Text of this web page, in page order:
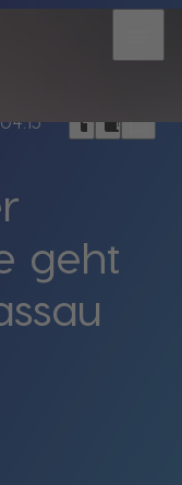
04:15 headphoneschrome_reader_modebookmark_border
geht